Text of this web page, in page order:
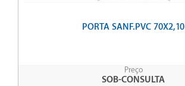
PORTA SANF.PVC 70X2,10
Preço
SOB-CONSULTA